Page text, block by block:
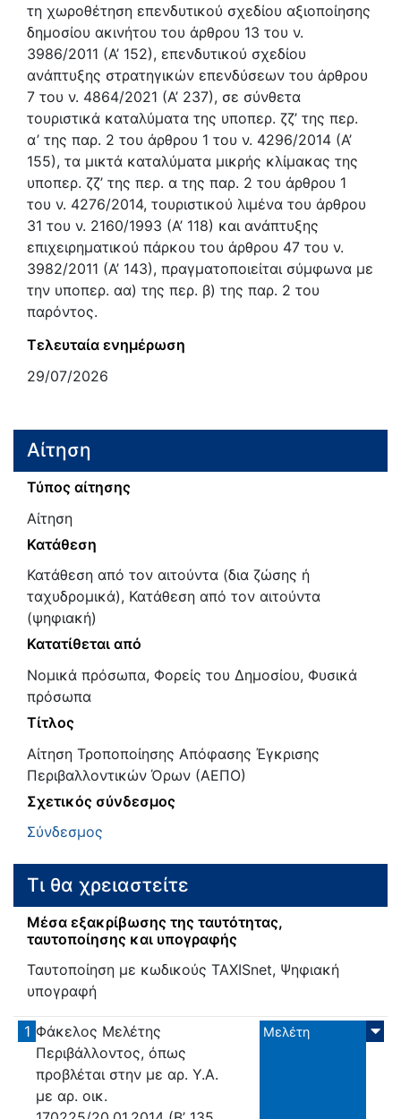
τη χωροθέτηση επενδυτικού σχεδίου αξιοποίησης
δημοσίου ακινήτου του άρθρου 13 του ν.
3986/2011 (Α’ 152), επενδυτικού σχεδίου
ανάπτυξης στρατηγικών επενδύσεων του άρθρου
7 του ν. 4864/2021 (Α’ 237), σε σύνθετα
τουριστικά καταλύματα της υποπερ. ζζ’ της περ.
α’ της παρ. 2 του άρθρου 1 του ν. 4296/2014 (Α’
155), τα μικτά καταλύματα μικρής κλίμακας της
υποπερ. ζζ’ της περ. α της παρ. 2 του άρθρου 1
του ν. 4276/2014, τουριστικού λιμένα του άρθρου
31 του ν. 2160/1993 (Α’ 118) και ανάπτυξης
επιχειρηματικού πάρκου του άρθρου 47 του ν.
3982/2011 (Α’ 143), πραγματοποιείται σύμφωνα με
την υποπερ. αα) της περ. β) της παρ. 2 του
παρόντος.
Τελευταία ενημέρωση
29/07/2026
Αίτηση
Τύπος αίτησης
Αίτηση
Κατάθεση
Κατάθεση από τον αιτούντα (δια ζώσης ή
ταχυδρομικά), Κατάθεση από τον αιτούντα
(ψηφιακή)
Κατατίθεται από
Νομικά πρόσωπα, Φορείς του Δημοσίου, Φυσικά
πρόσωπα
Τίτλος
Αίτηση Τροποποίησης Απόφασης Έγκρισης
Περιβαλλοντικών Όρων (ΑΕΠΟ)
Σχετικός σύνδεσμος
Σύνδεσμος
Τι θα χρειαστείτε
Μέσα εξακρίβωσης της ταυτότητας,
ταυτοποίησης και υπογραφής
Ταυτοποίηση με κωδικούς TAXISnet, Ψηφιακή
υπογραφή
1 Φάκελος Μελέτης
Περιβάλλοντος, όπως
προβλέται στην με αρ. Υ.Α.
με αρ. οικ.
Μελέτη